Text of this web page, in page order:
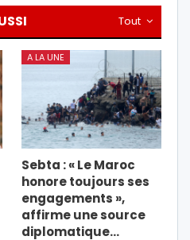
Tout
A LA UNE
Sebta : « Le Maroc
honore toujours ses
engagements »,
affirme une source
diplomatique…